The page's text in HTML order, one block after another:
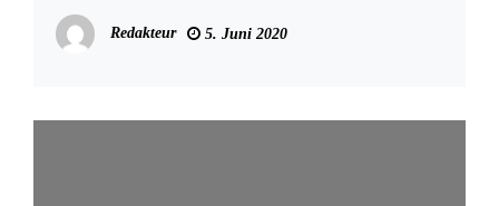
Redakteur 5. Juni 2020